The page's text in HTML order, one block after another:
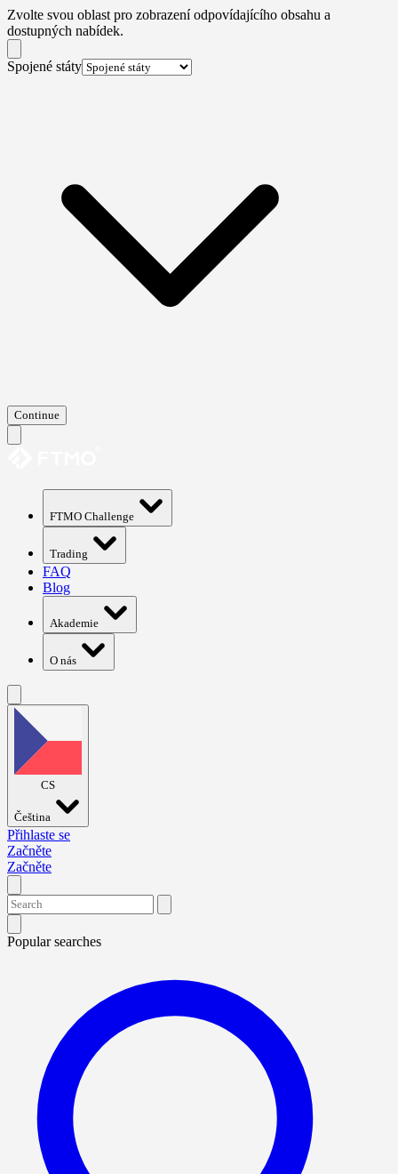
Zvolte svou oblast pro zobrazení odpovídajícího obsahu a
dostupných nabídek.
Spojené státy
Continue
FTMO Challenge
Trading
FAQ
Blog
Akademie
O nás
CS
Čeština
Přihlaste se
Začněte
Začněte
Popular searches